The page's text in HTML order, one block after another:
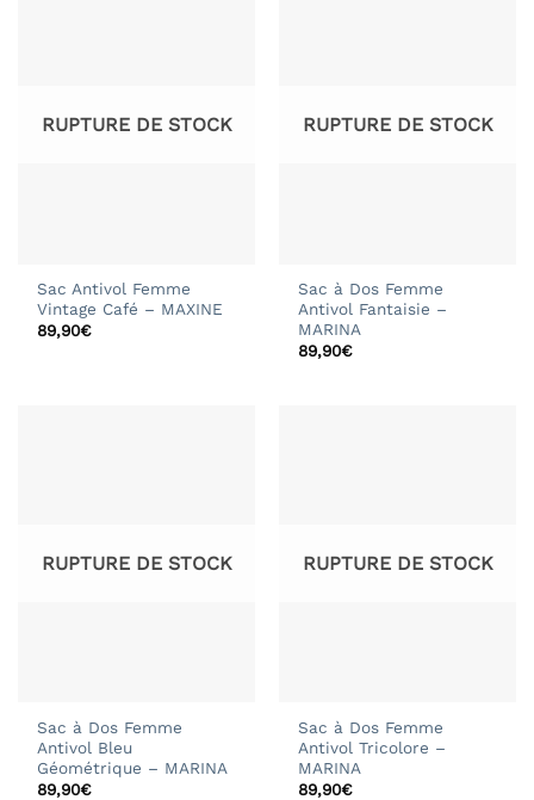
RUPTURE DE STOCK
Sac Antivol Femme
Vintage Café – MAXINE
89,90€
RUPTURE DE STOCK
Sac à Dos Femme
Antivol Fantaisie –
MARINA
89,90€
RUPTURE DE STOCK
Sac à Dos Femme
Antivol Bleu
Géométrique – MARINA
89,90€
RUPTURE DE STOCK
Sac à Dos Femme
Antivol Tricolore –
MARINA
89,90€